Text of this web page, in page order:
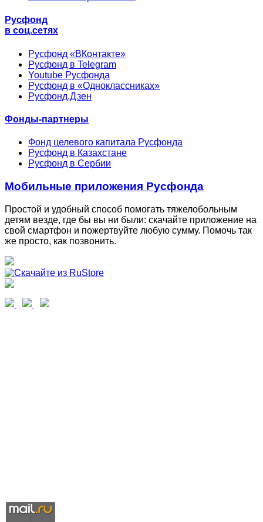
Русфонд
в соц.сетях
Русфонд «ВКонтакте»
Русфонд в Telegram
Youtube Русфонда
Русфонд в «Одноклассниках»
Русфонд.Дзен
Фонды-партнеры
Фонд целевого капитала Русфонда
Русфонд в Казахстане
Русфонд в Сербии
Мобильные приложения Русфонда
Простой и удобный способ помогать тяжелобольным
детям везде, где бы вы ни были: скачайте приложение на
свой смартфон и пожертвуйте любую сумму. Помочь так
же просто, как позвонить.